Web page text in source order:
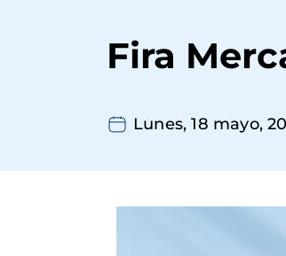
navegación
Fira
Lunes, 18 mayo,